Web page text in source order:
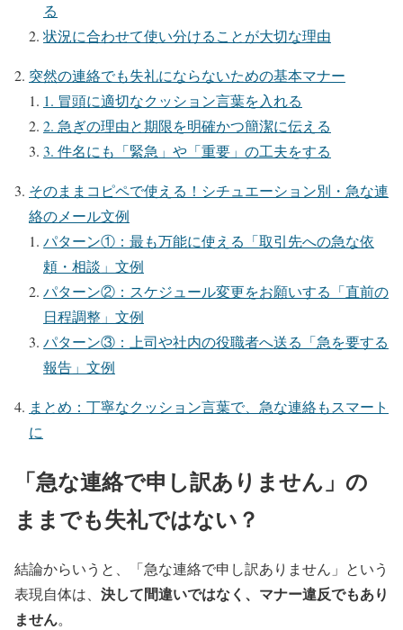
る
状況に合わせて使い分けることが大切な理由
突然の連絡でも失礼にならないための基本マナー
1. 冒頭に適切なクッション言葉を入れる
2. 急ぎの理由と期限を明確かつ簡潔に伝える
3. 件名にも「緊急」や「重要」の工夫をする
そのままコピペで使える！シチュエーション別・急な連
絡のメール文例
パターン①：最も万能に使える「取引先への急な依
頼・相談」文例
パターン②：スケジュール変更をお願いする「直前の
日程調整」文例
パターン③：上司や社内の役職者へ送る「急を要する
報告」文例
まとめ：丁寧なクッション言葉で、急な連絡もスマート
に
「急な連絡で申し訳ありません」の
ままでも失礼ではない？
結論からいうと、「急な連絡で申し訳ありません」という
表現自体は、 決して間違いではなく、マナー違反でもあり
ません。